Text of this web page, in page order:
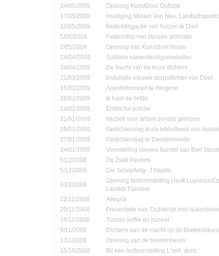
24/05/2009
Opening KunstDoel Outside
17/05/2009
Huldiging Miriam Van Hee,
10/05/2009
Bedichtingactie van huizen te Doel
5/05/2009
Fietsontbijt met literaire animatie
2/05/2009
Opening van Kunstdoel Inside
24/04/2009
Solitaire samenlevingsmodellen
24/04/2009
De Nacht van de boze dichters
21/03/2009
Installatie nieuwe dorpsdichter van Doel
15/03/2009
Aperitiefconcert te Hingene
26/02/2009
Ik haat de liefde
14/02/2009
Erotische poëzie
31/01/2009
Muziek voor artsen zonder grenzen
29/01/2009
Gedichtendag in de bibliotheek van
27/01/2009
Gedichtendag te Dendermonde
24/01/2009
Voorstelling nieuwe bundel van Bart
6/12/2008
De Zaak Peeters
5/12/2008
Die Schöpfung- J.Haydn
4/12/2008
Opening tentoonstelling Henk Luysman/
Lipstick Painters
22/11/2008
Allegria
20/11/2008
Presentatie van 'Dichterlijk met
16/11/2008
Tussen koffie en kaneel
9/11/2008
Dichters aan de macht op de boekenbeurs
1/11/2008
Opening van de boekenbeurs
25/10/2008
Bij een tentoonstelling L'oeil, donc